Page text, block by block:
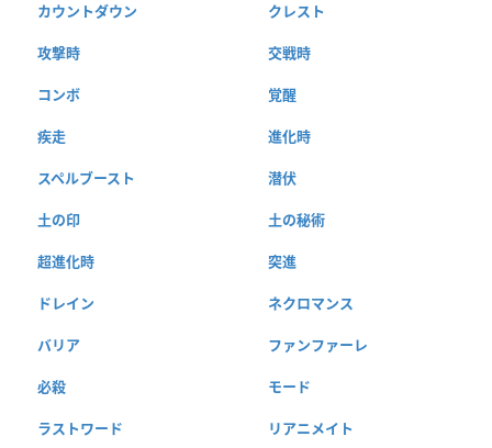
カウントダウン クレスト
攻撃時 交戦時
コンボ 覚醒
疾走 進化時
スペルブースト 潜伏
土の印 土の秘術
超進化時 突進
ドレイン ネクロマンス
バリア ファンファーレ
必殺 モード
ラストワード リアニメイト